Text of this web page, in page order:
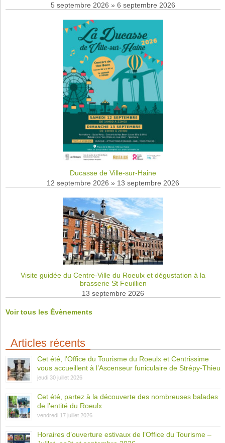
5 septembre 2026 » 6 septembre 2026
Ducasse de Ville-sur-Haine
12 septembre 2026 » 13 septembre 2026
Visite guidée du Centre-Ville du Roeulx et dégustation à la
brasserie St Feuillien
13 septembre 2026
Voir tous les Évènements
Articles récents
Cet été, l’Office du Tourisme du Roeulx et Centrissime
vous accueillent à l’Ascenseur funiculaire de Strépy-Thieu
jeudi 30 juillet 2026
Cet été, partez à la découverte des nombreuses balades
de l’entité du Roeulx
vendredi 17 juillet 2026
Horaires d’ouverture estivaux de l’Office du Tourisme –